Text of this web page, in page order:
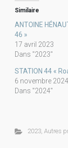
Similaire
ANTOINE
46 »
17 avril 2023
Dans "2023"
STATION 44 «
6 novembre 2024
Dans "2024"
2023, Autres